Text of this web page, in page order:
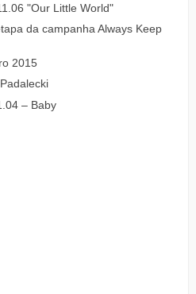
"Our Little World"
da campanha Always Keep
2015
– Baby